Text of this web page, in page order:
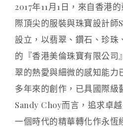
2017年11月1日，來自香港
際頂尖的服裝與珠寶設計師
設立，以翡翠、鑽石、珍珠
的『香港美倫珠寶有限公司
翠的熱愛與細微的感知能力
多年來的創作，已具國際級
Sandy Choy而言，追求卓
一個時代的精華轉化作永恆